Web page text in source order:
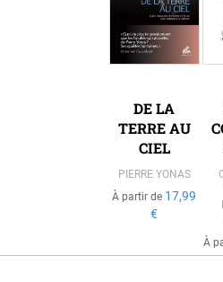
DE LA
TERRE AU
CIEL
PIERRE YONAS
À partir de 17,99
€
À